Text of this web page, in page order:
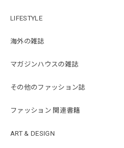
LIFESTYLE
海外の雑誌
マガジンハウスの雑誌
その他のファッション誌
ファッション 関連書籍
ART & DESIGN